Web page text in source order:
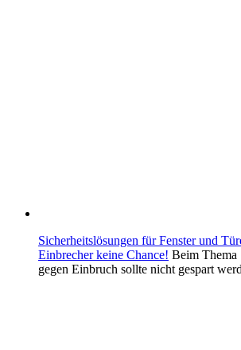
Sicherheitslösungen für Fenster und
Einbrecher keine Chance! Beim Thema
gegen Einbruch sollte nicht gespart